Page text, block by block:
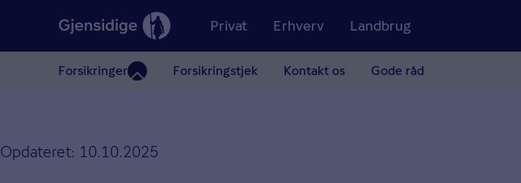
Privat
Forsikringer Forsikringstjek Kontakt os Gode råd
Erhverv Landbrug
Opdateret: 10.10.2025